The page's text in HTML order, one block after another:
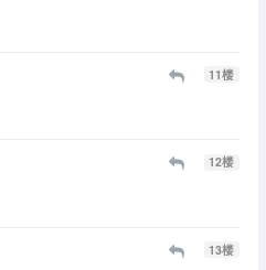
11楼
12楼
13楼